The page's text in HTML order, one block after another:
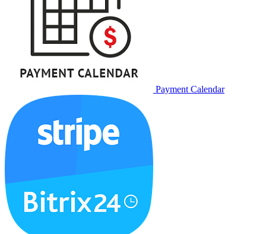
Payment Calendar